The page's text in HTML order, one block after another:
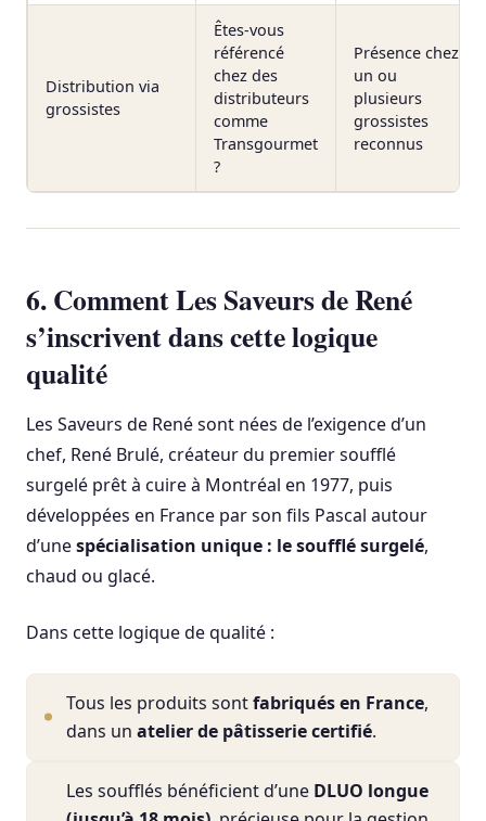
Distribution via
grossistes
Êtes-vous
référencé
chez des
distributeurs
comme
Transgourmet
?
Présence chez
un ou
plusieurs
grossistes
reconnus
6. Comment Les Saveurs de René
s’inscrivent dans cette logique
qualité
Les Saveurs de René sont nées de l’exigence d’un
chef, René Brulé, créateur du premier soufflé
surgelé prêt à cuire à Montréal en 1977, puis
développées en France par son fils Pascal autour
d’unespécialisation unique : le soufflé surgelé,
chaud ou glacé.
Dans cette logique de qualité :
Tous les produits sontfabriqués en France,
dans un atelier de pâtisserie certifié.
Les soufflés bénéficient d’une DLUO longue